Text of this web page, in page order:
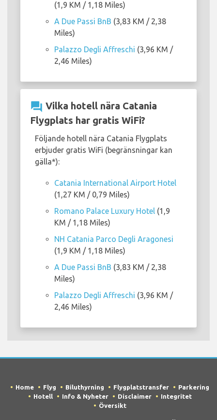
(1,9 KM / 1,18 Miles)
A Due Passi BnB (3,83 KM / 2,38
Miles)
Palazzo Degli Affreschi (3,96 KM /
2,46 Miles)
question_answer Vilka hotell nära Catania
Flygplats har gratis WiFi?
Följande hotell nära Catania Flygplats
erbjuder gratis WiFi (begränsningar kan
gälla*):
Catania International Airport Hotel
(1,27 KM / 0,79 Miles)
Romano Palace Luxury Hotel (1,9
KM / 1,18 Miles)
NH Catania Parco Degli Aragonesi
(1,9 KM / 1,18 Miles)
A Due Passi BnB (3,83 KM / 2,38
Miles)
Palazzo Degli Affreschi (3,96 KM /
2,46 Miles)
Home Flyg Biluthyrning Flygplatstransfer
Parkering
Hotell
Info & Nyheter Disclaimer
Integritet
Översikt